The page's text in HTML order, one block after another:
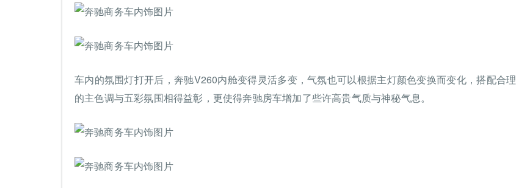
车内的氛围灯打开后，奔驰V260内舱变得灵活多变，气氛也可以根据主灯颜色变换而变化，搭配合理
的主色调与五彩氛围相得益彰，更使得奔驰房车增加了些许高贵气质与神秘气息。